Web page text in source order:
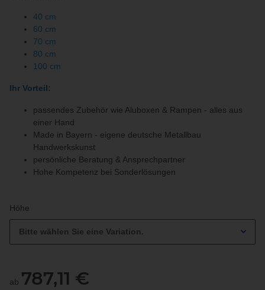
40 cm
60 cm
70 cm
80 cm
100 cm
Ihr Vorteil:
passendes Zubehör wie Aluboxen & Rampen - alles aus
einer Hand
Made in Bayern - eigene deutsche Metallbau
Handwerkskunst
persönliche Beratung & Ansprechpartner
Hohe Kompetenz bei Sonderlösungen
Höhe
Bitte wählen Sie eine Variation.
ab 787,11 €